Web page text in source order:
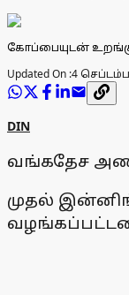
கோப்பையுடன்
Updated On :4
DIN
வங்கதேச
முதல்